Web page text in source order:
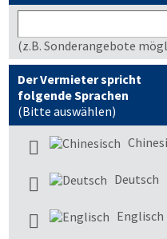
(z.B. Sonderangebote
Der Vermieter spricht
folgende Sprachen
(Bitte auswählen)
Deutsch
Englisch